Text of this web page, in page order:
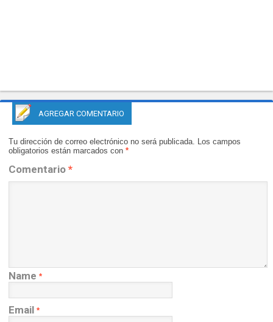
AGREGAR COMENTARIO
Tu dirección de correo electrónico no será publicada. Los campos
obligatorios están marcados con *
Comentario *
Name *
Email *